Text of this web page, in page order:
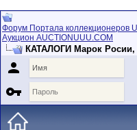
Форум Портала коллекционеров
Аукцион AUCTIONUUU.COM
КАТАЛОГИ Марок

